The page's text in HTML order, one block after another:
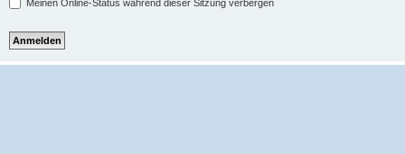
Meinen Online-Status während dieser Sitzung verbergen